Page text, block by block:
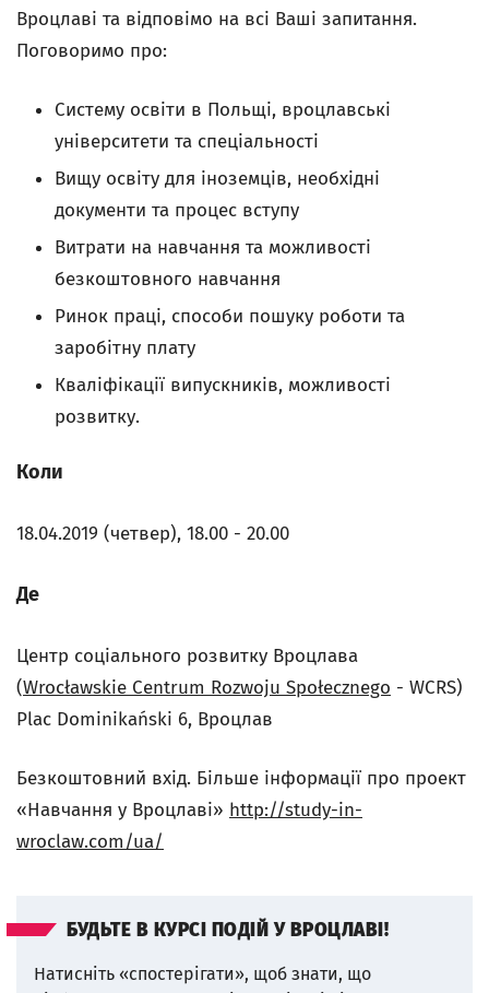
Вроцлаві та відповімо на всі Ваші запитання.
Поговоримо про:
Систему освіти в Польщі, вроцлавські
університети та спеціальності
Вищу освіту для іноземців, необхідні
документи та процес вступу
Витрати на навчання та можливості
безкоштовного навчання
Ринок праці, способи пошуку роботи та
заробітну плату
Кваліфікації випускників, можливості
розвитку.
Коли
18.04.2019 (четвер), 18.00 - 20.00
Де
Центр соціального розвитку Вроцлава
(Wrocławskie Centrum Rozwoju Społecznego - WCRS)
Plac Dominikański 6, Вроцлав
Безкоштовний вхід. Більше інформації про проект
«Навчання у Вроцлаві» http://study-in-
wroclaw.com/ua/
БУДЬТЕ В КУРСІ ПОДІЙ У ВРОЦЛАВІ!
Натисніть «спостерігати», щоб знати, що